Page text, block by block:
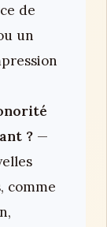
de
un
? —
comme